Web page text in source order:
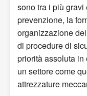
sono tra i più
prevenzione, la
organizzazione
di procedure di
priorità assoluta
un settore come
attrezzature